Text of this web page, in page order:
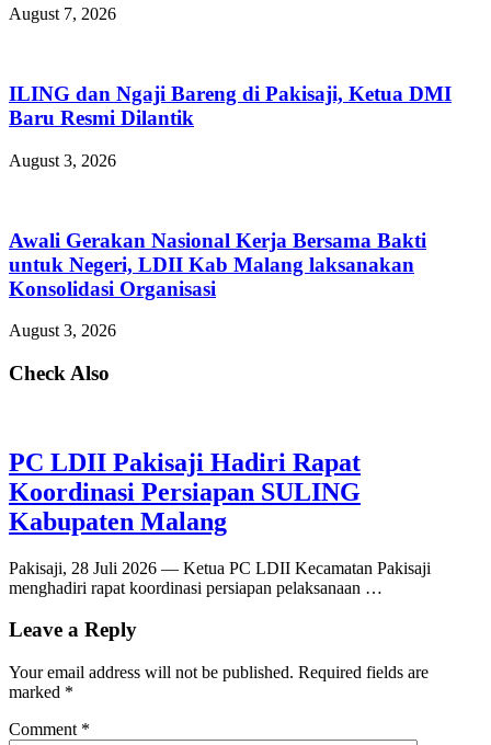
August 7, 2026
ILING dan Ngaji Bareng di Pakisaji, Ketua DMI
Baru Resmi Dilantik
August 3, 2026
Awali Gerakan Nasional Kerja Bersama Bakti
untuk Negeri, LDII Kab Malang laksanakan
Konsolidasi Organisasi
August 3, 2026
Check Also
PC LDII Pakisaji Hadiri Rapat
Koordinasi Persiapan SULING
Kabupaten Malang
Pakisaji, 28 Juli 2026 — Ketua PC LDII Kecamatan Pakisaji
menghadiri rapat koordinasi persiapan pelaksanaan …
Leave a Reply
Your email address will not be published. Required fields are
marked *
Comment *